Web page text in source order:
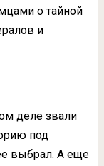
о тайной
и
деле звали
под
выбрал. А еще